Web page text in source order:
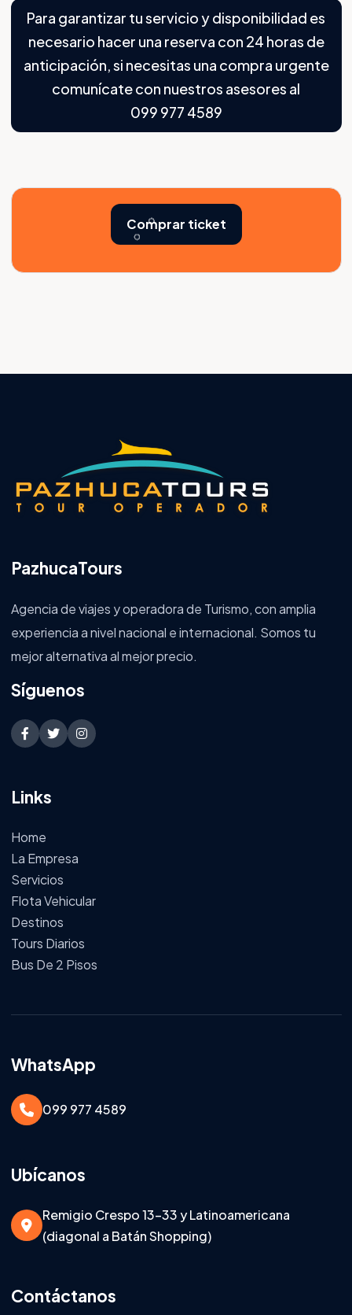
Para garantizar tu servicio y disponibilidad es
necesario hacer una reserva con 24 horas de
anticipación, si necesitas una compra urgente
comunícate con nuestros asesores al
099 977 4589
Comprar ticket
PazhucaTours
Agencia de viajes y operadora de Turismo, con amplia
experiencia a nivel nacional e internacional. Somos tu
mejor alternativa al mejor precio.
Síguenos
Links
Home
La Empresa
Servicios
Flota Vehicular
Destinos
Tours Diarios
Bus De 2 Pisos
WhatsApp
099 977 4589
Ubícanos
Remigio Crespo 13-33 y Latinoamericana
(diagonal a Batán Shopping)
Contáctanos